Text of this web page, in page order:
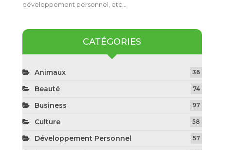
développement personnel, etc…
CATÉGORIES
Animaux 36
Beauté 74
Business 97
Culture 58
Développement Personnel 57